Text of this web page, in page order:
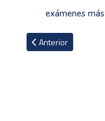
exámenes
Artículo anterior:
Anterior